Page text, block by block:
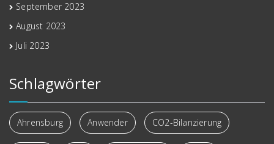
September 2023
August 2023
Juli 2023
Schlagwörter
Ahrensburg Anwender CO2-Bilanzierung